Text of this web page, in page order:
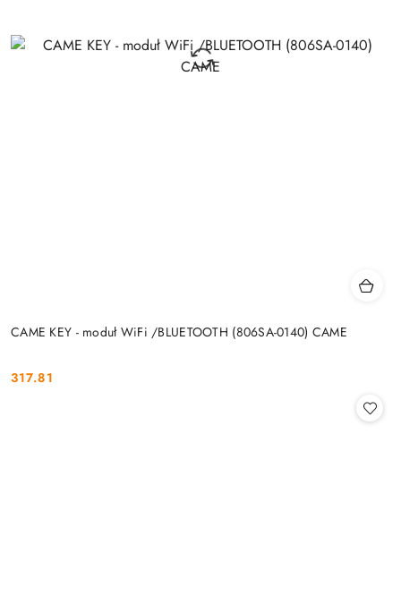
CAME KEY - moduł WiFi /BLUETOOTH (806SA-0140) CAME
Cena:
317.81